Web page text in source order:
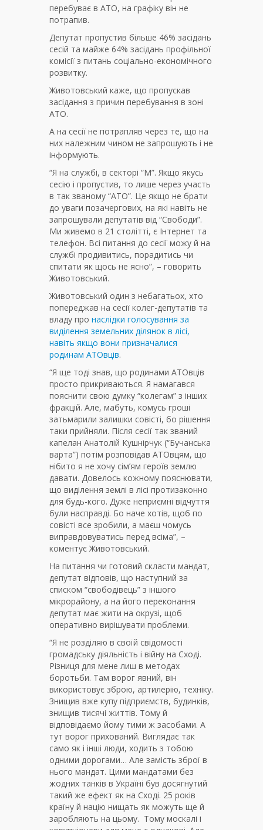
перебуває в АТО, на графіку він не
потрапив.
Депутат пропустив більше 46% засідань
сесій та майже 64% засідань профільної
комісії з питань соціально-економічного
розвитку.
Животовський каже, що пропускав
засідання з причин перебування в зоні
АТО.
А на сесії не потрапляв через те, що на
них належним чином не запрошують і не
інформують.
“Я на службі, в секторі “М”. Якщо якусь
сесію і пропустив, то лише через участь
в так званому “АТО”. Це якщо не брати
до уваги позачергових, на які навіть не
запрошували депутатів від “Свободи”.
Ми живемо в 21 столітті, є Інтернет та
телефон. Всі питання до сесії можу й на
службі продивитись, порадитись чи
спитати як щось не ясно”, – говорить
Животовський.
Животовський один з небагатьох, хто
попереджав на сесії колег-депутатів та
владу про наслідки голосування за
виділення земельних ділянок в лісі,
навіть якщо вони призначалися
родинам АТОвців.
“Я ще тоді знав, що родинами АТОвців
просто прикриваються. Я намагався
пояснити свою думку “колегам” з інших
фракцій. Але, мабуть, комусь гроші
затьмарили залишки совісті, бо рішення
таки прийняли. Після сесії так званий
капелан Анатолій Кушнірчук (“Бучанська
варта”) потім розповідав АТОвцям, що
нібито я не хочу сім’ям героїв землю
давати. Довелось кожному пояснювати,
що виділення землі в лісі протизаконно
для будь-кого. Дуже неприємні відчуття
були насправді. Бо наче хотів, щоб по
совісті все зробили, а маєш чомусь
виправдовуватись перед всіма”, –
коментує Животовський.
На питання чи готовий скласти мандат,
депутат відповів, що наступний за
списком “свободівець” з іншого
мікрорайону, а на його переконання
депутат має жити на окрузі, щоб
оперативно вирішувати проблеми.
“Я не розділяю в своїй свідомості
громадську діяльність і війну на Сході.
Різниця для мене лиш в методах
боротьби. Там ворог явний, він
використовує зброю, артилерію, техніку.
Знищив вже купу підприємств, будинків,
знищив тисячі життів. Тому й
відповідаємо йому тими ж засобами. А
тут ворог прихований. Виглядає так
само як і інші люди, ходить з тобою
одними дорогами… Але замість зброї в
нього мандат. Цими мандатами без
жодних танків в Україні був досягнутий
такий же ефект як на Сході. 25 років
країну й націю нищать як можуть ще й
заробляють на цьому. Тому москалі і